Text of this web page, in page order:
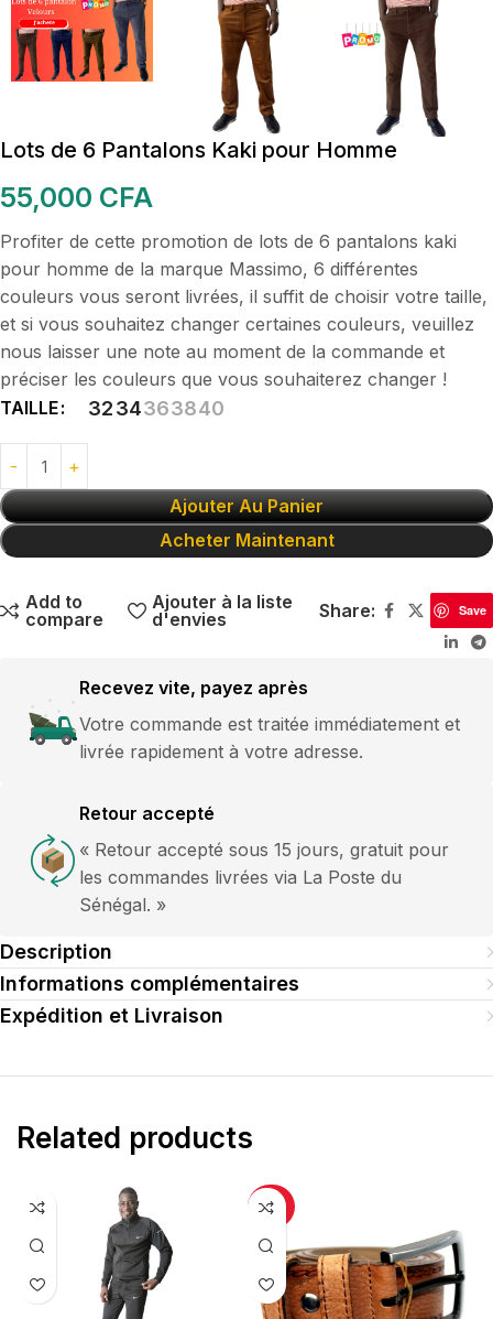
Lots de 6 Pantalons Kaki pour Homme
55,000 CFA
Profiter de cette promotion de lots de 6 pantalons kaki
pour homme de la marque Massimo, 6 différentes
couleurs vous seront livrées, il suffit de choisir votre taille,
et si vous souhaitez changer certaines couleurs, veuillez
nous laisser une note au moment de la commande et
préciser les couleurs que vous souhaiterez changer !
TAILLE
3234363840
Ajouter Au Panier
Acheter Maintenant
Add to
compare
Ajouter à la liste
d'envies
Share: Save
Recevez vite, payez après
Votre commande est traitée immédiatement et
livrée rapidement à votre adresse.
Retour accepté
« Retour accepté sous 15 jours, gratuit pour
les commandes livrées via La Poste du
Sénégal. »
Description
Informations complémentaires
Expédition et Livraison
Related products
-25%